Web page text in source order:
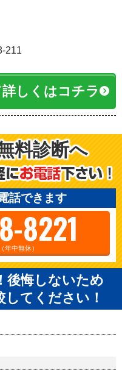
211
しくはコチラ
料診断へ
話できます
8221
年中無休）
後悔しないため
てください！